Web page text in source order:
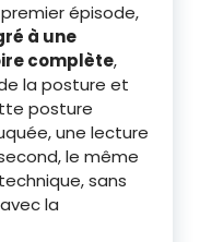
épisode,
à une
complète,
la posture et
posture
une lecture
le même
sans
la